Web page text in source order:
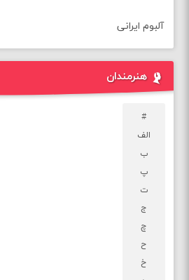
آلبوم ایرانی
هنرمندان
#
الف
ب
پ
ت
ج
چ
ح
خ